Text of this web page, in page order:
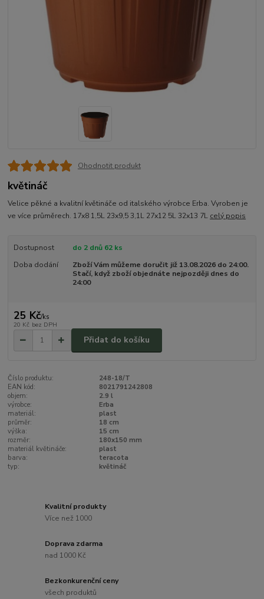
Ohodnotit produkt
květináč
Velice pěkné a kvalitní květináče od italského výrobce Erba. Vyroben je
ve více průměrech. 17x8 1,5L 23x9,5 3,1L 27x12 5L 32x13 7L celý popis
Dostupnost
do 2 dnů 62 ks
Doba dodání
Zboží Vám můžeme doručit již 13.08.2026 do 24:00.
Stačí, když zboží objednáte nejpozději dnes do
24:00
25 Kč/ks
20 Kč bez DPH
Přidat do košíku
Číslo produktu:
248-18/T
EAN kód:
8021791242808
objem:
2.9 l
výrobce:
Erba
materiál:
plast
průměr:
18 cm
výška:
15 cm
rozměr:
180x150 mm
materiál květináče:
plast
barva:
teracota
typ:
květináč
Kvalitní produkty
Více než 1000
Doprava zdarma
nad 1000 Kč
Bezkonkurenční ceny
všech produktů